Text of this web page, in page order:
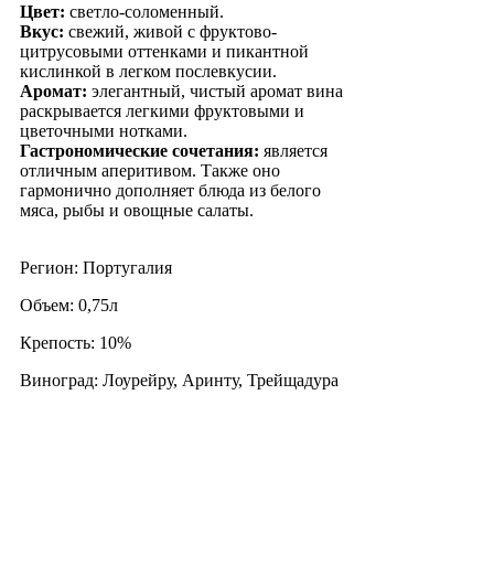
Цвет: светло-соломенный.
Вкус: свежий, живой с фруктово-
цитрусовыми оттенками и пикантной
кислинкой в легком послевкусии.
Аромат: элегантный, чистый аромат вина
раскрывается легкими фруктовыми и
цветочными нотками.
Гастрономические сочетания: является
отличным аперитивом. Также оно
гармонично дополняет блюда из белого
мяса, рыбы и овощные салаты.
Регион: Португалия
Объем: 0,75л
Крепость: 10%
Виноград: Лоурейру, Аринту, Трейщадура